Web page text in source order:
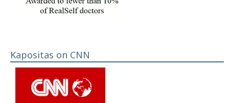
Kapositas on CNN